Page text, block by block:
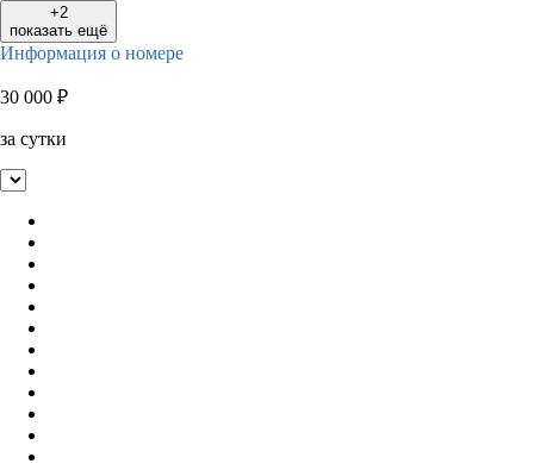
+2
показать ещё
Информация о номере
30 000 ₽
за сутки